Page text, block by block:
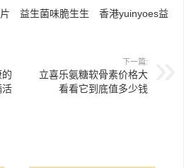
益生菌味脆生生
香港yuinyoes益
活
下一篇:
立喜乐氨糖软骨素价格大
看看它到底值多少钱